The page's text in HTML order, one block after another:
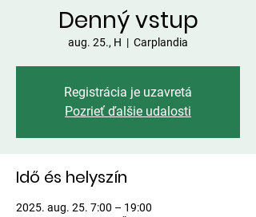
Denný vstup
aug. 25., H
  |
Carplandia
Registrácia je uzavretá
Pozrieť ďalšie udalosti
Idő és helyszín
2025. aug. 25. 7:00 – 19:00